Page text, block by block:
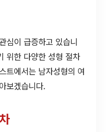
심이 급증하고 있습니
위한 다양한 성형 절차
트에서는 남자성형의 여
보겠습니다.